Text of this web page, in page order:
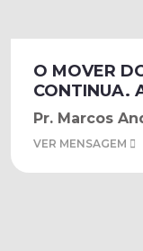
O MOVER
CONTINUA.
Pr. Marcos
VER MENSAGEM